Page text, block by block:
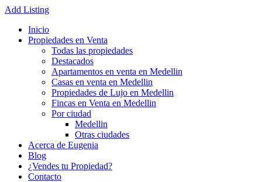
Add Listing
Inicio
Propiedades en Venta
Todas las propiedades
Destacados
Apartamentos en venta en Medellin
Casas en venta en Medellin
Propiedades de Lujo en Medellin
Fincas en Venta en Medellin
Por ciudad
Medellin
Otras ciudades
Acerca de Eugenia
Blog
¿Vendes tu Propiedad?
Contacto